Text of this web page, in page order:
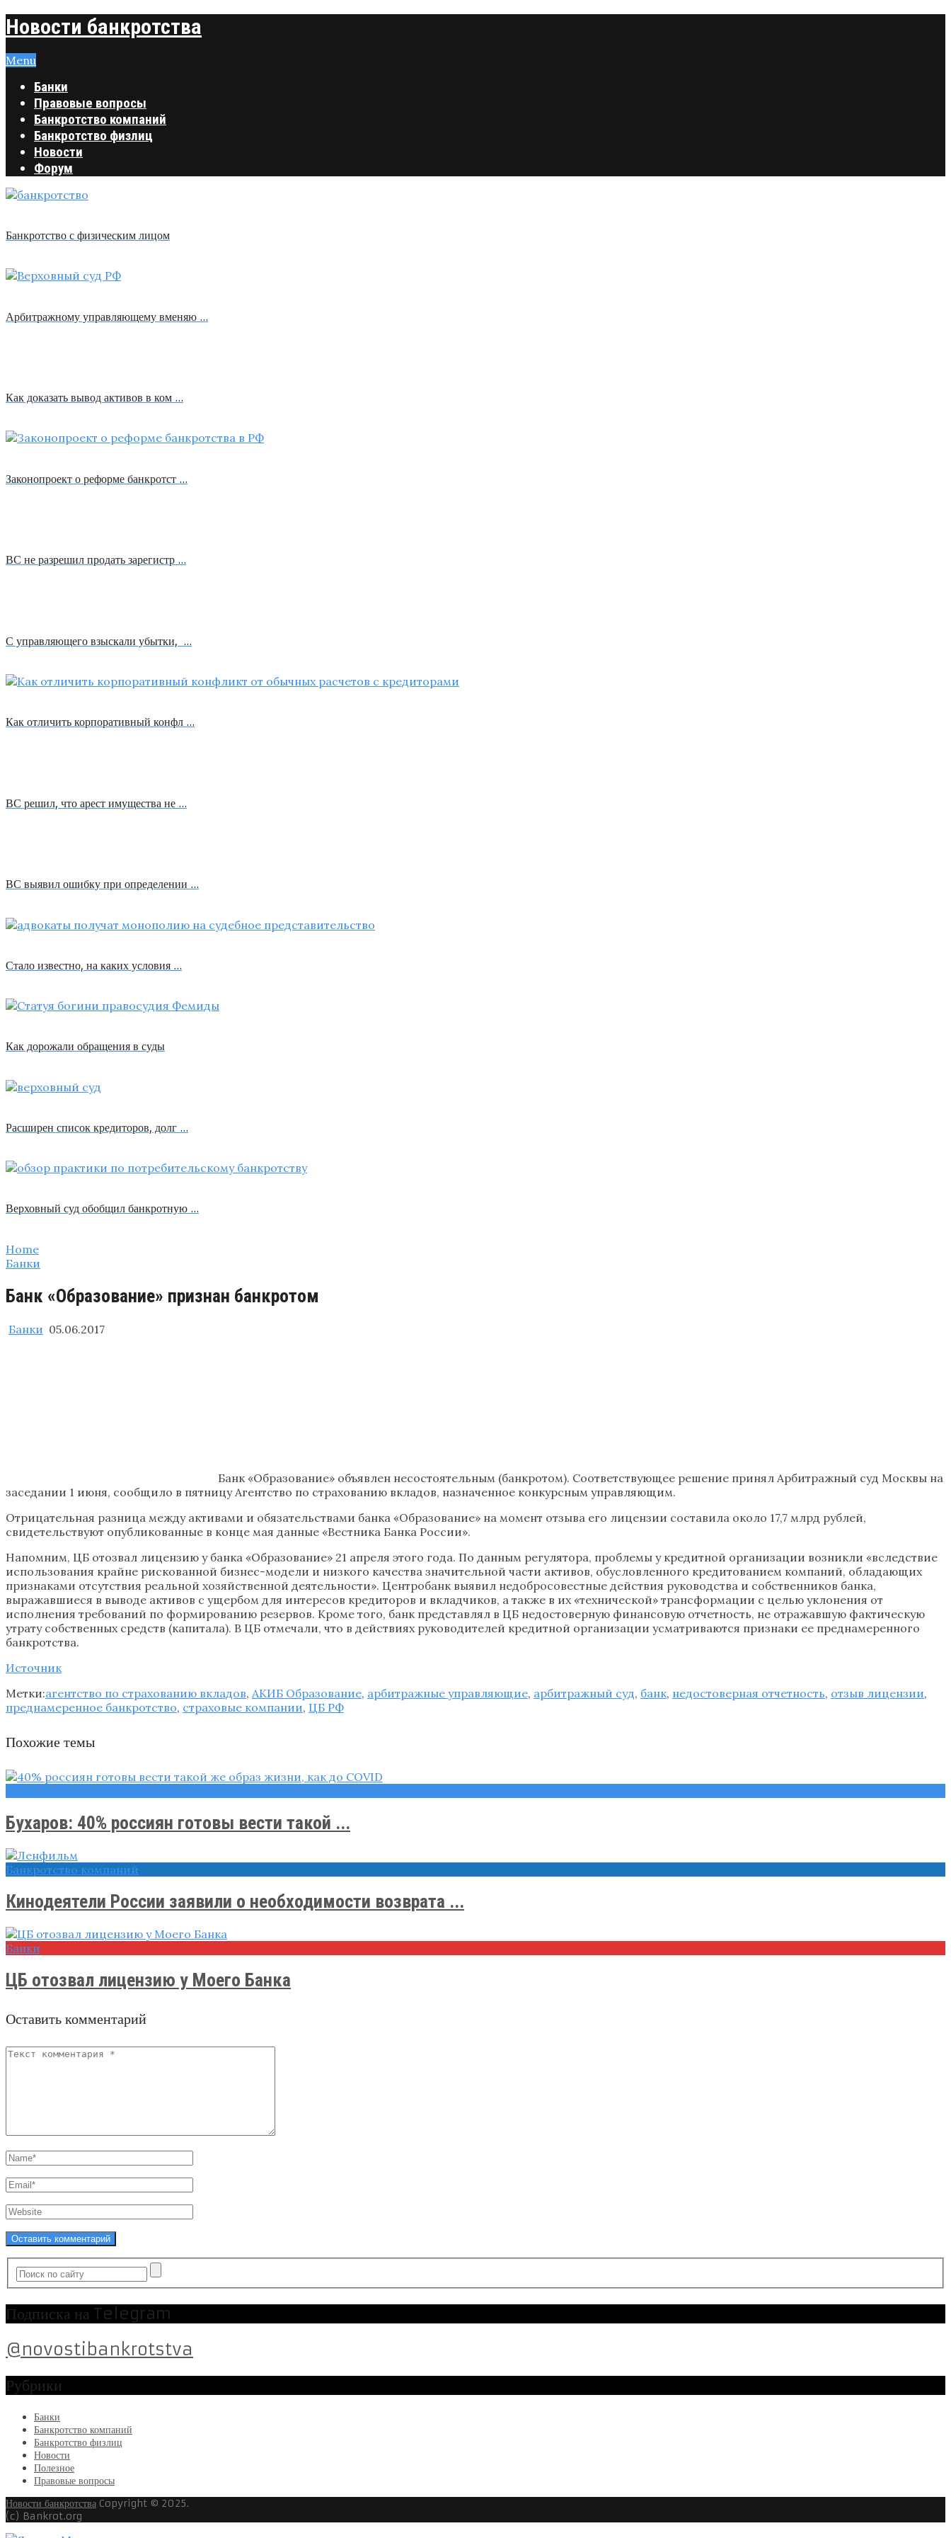
Новости банкротства
Menu
Банки
Правовые вопросы
Банкротство компаний
Банкротство физлиц
Новости
Форум
Банкротство с физическим лицом
Арбитражному управляющему вменяю …
Как доказать вывод активов в ком …
Законопроект о реформе банкротст …
ВС не разрешил продать зарегистр …
С управляющего взыскали убытки, …
Как отличить корпоративный конфл …
ВС решил, что арест имущества не …
ВС выявил ошибку при определении …
Стало известно, на каких условия …
Как дорожали обращения в суды
Расширен список кредиторов, долг …
Верховный суд обобщил банкротную …
Home
Банки
Банк «Образование» признан банкротом
Банки 05.06.2017
Банк «Образование» объявлен несостоятельным (банкротом). Соответствующее решение принял Арбитражный суд Москвы на
заседании 1 июня, сообщило в пятницу Агентство по страхованию вкладов, назначенное конкурсным управляющим.
Отрицательная разница между активами и обязательствами банка «Образование» на момент отзыва его лицензии составила около 17,7 млрд рублей,
свидетельствуют опубликованные в конце мая данные «Вестника Банка России».
Напомним, ЦБ отозвал лицензию у банка «Образование» 21 апреля этого года. По данным регулятора, проблемы у кредитной организации возникли «вследствие
использования крайне рискованной бизнес-модели и низкого качества значительной части активов, обусловленного кредитованием компаний, обладающих
признаками отсутствия реальной хозяйственной деятельности». Центробанк выявил недобросовестные действия руководства и собственников банка,
выражавшиеся в выводе активов с ущербом для интересов кредиторов и вкладчиков, а также в их «технической» трансформации с целью уклонения от
исполнения требований по формированию резервов. Кроме того, банк представлял в ЦБ недостоверную финансовую отчетность, не отражавшую фактическую
утрату собственных средств (капитала). В ЦБ отмечали, что в действиях руководителей кредитной организации усматриваются признаки ее преднамеренного
банкротства.
Источник
Метки:агентство по страхованию вкладов, АКИБ Образование, арбитражные управляющие, арбитражный суд, банк, недостоверная отчетность, отзыв лицензии,
преднамеренное банкротство, страховые компании, ЦБ РФ
Похожие темы
Бухаров: 40% россиян готовы вести такой ...
Банкротство компаний
Кинодеятели России заявили о необходимости возврата ...
Банки
ЦБ отозвал лицензию у Моего Банка
Оставить комментарий
Подписка на Telegram
@novostibankrotstva
Рубрики
Банки
Банкротство компаний
Банкротство физлиц
Новости
Полезное
Правовые вопросы
Новости банкротства Copyright © 2025.
(c) Bankrot.org